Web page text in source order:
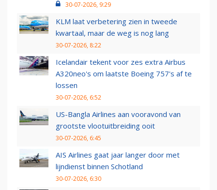
30-07-2026, 9:29
KLM laat verbetering zien in tweede
kwartaal, maar de weg is nog lang
30-07-2026, 8:22
Icelandair tekent voor zes extra Airbus
A320neo's om laatste Boeing 757's af te
lossen
30-07-2026, 6:52
US-Bangla Airlines aan vooravond van
grootste vlootuitbreiding ooit
30-07-2026, 6:45
AIS Airlines gaat jaar langer door met
lijndienst binnen Schotland
30-07-2026, 6:30